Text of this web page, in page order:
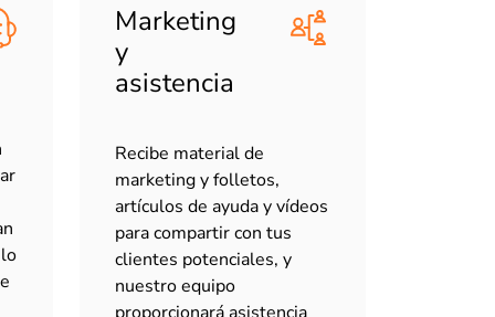
Marketing
y
asistencia
Recibe material de
marketing y folletos,
artículos de ayuda y vídeos
para compartir con tus
clientes potenciales, y
nuestro equipo
proporcionará asistencia